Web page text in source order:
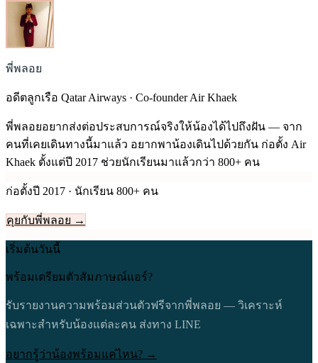
พี่พลอย
อดีตลูกเรือ Qatar Airways · Co-founder Air Khaek
พี่พลอยอยากส่งต่อประสบการณ์จริงให้น้องได้ไปถึงฝัน — จาก
คนที่เคยเดินทางนี้มาแล้ว อยากพาน้องเดินไปด้วยกัน ก่อตั้ง Air
Khaek ตั้งแต่ปี 2017 ช่วยนักเรียนมาแล้วกว่า 800+ คน
ก่อตั้งปี 2017 · นักเรียน 800+ คน
คุยกับพี่พลอย →
เริ่มต้นวันนี้
พร้อมเตรียมตัวสัมภาษณ์แอร์?
รับรายงานความพร้อมส่วนตัวฟรีจากพี่พลอย — วิเคราะห์
เฉพาะสำหรับน้องแต่ละคน ส่งทาง LINE
อยากรู้ว่าน้องพร้อมแค่ไหน? →